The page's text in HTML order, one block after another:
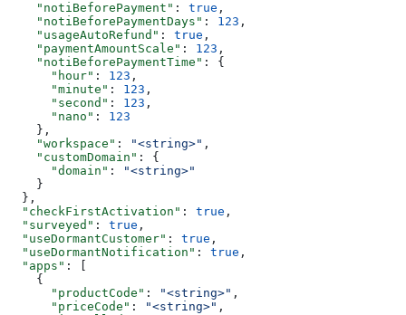
    "notiBeforePayment"
: true ,
    "notiBeforePaymentDays"
: 123 ,
    "usageAutoRefund"
: true ,
    "paymentAmountScale"
: 123 ,
    "notiBeforePaymentTime"
: {
      "hour"
: 123 ,
      "minute"
: 123 ,
      "second"
: 123 ,
      "nano"
: 123
    },
    "workspace"
: "<string>" ,
    "customDomain"
: {
      "domain"
:
"<string>"
    }
  },
  "checkFirstActivation"
: true ,
  "surveyed"
: true ,
  "useDormantCustomer"
: true ,
  "useDormantNotification"
: true ,
  "apps"
: [
    {
      "productCode"
: "<string>" ,
      "priceCode"
: "<string>" ,